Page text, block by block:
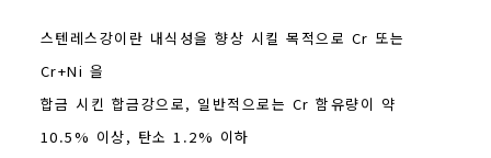
스텐레스강이란 내식성을 향상 시킬 목적으로 Cr 또는
Cr+Ni 을
합금 시킨 합금강으로, 일반적으로는 Cr 함유량이 약
10.5% 이상, 탄소 1.2% 이하